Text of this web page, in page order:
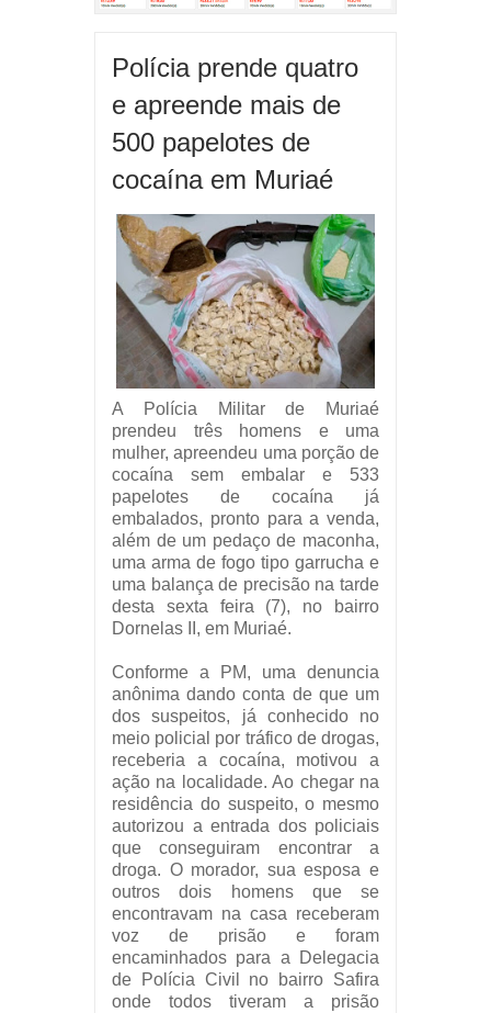
Polícia prende quatro
e apreende mais de
500 papelotes de
cocaína em Muriaé
A Polícia Militar de Muriaé
prendeu três homens e uma
mulher, apreendeu uma porção de
cocaína sem embalar e 533
papelotes de cocaína já
embalados, pronto para a venda,
além de um pedaço de maconha,
uma arma de fogo tipo garrucha e
uma balança de precisão na tarde
desta sexta feira (7), no bairro
Dornelas II, em Muriaé.
Conforme a PM, uma denuncia
anônima dando conta de que um
dos suspeitos, já conhecido no
meio policial por tráfico de drogas,
receberia a cocaína, motivou a
ação na localidade. Ao chegar na
residência do suspeito, o mesmo
autorizou a entrada dos policiais
que conseguiram encontrar a
droga. O morador, sua esposa e
outros dois homens que se
encontravam na casa receberam
voz de prisão e foram
encaminhados para a Delegacia
de Polícia Civil no bairro Safira
onde todos tiveram a prisão